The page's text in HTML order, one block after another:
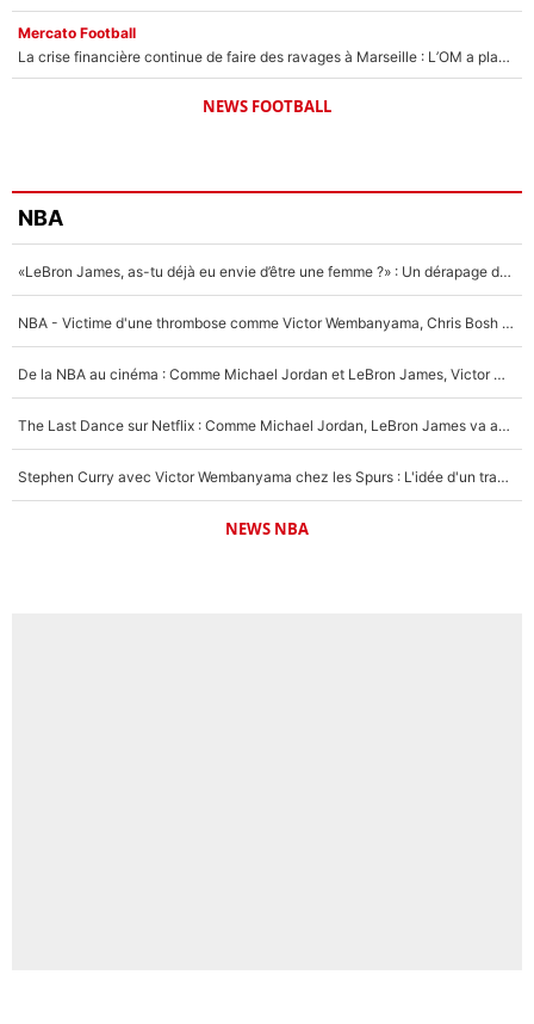
Mercato Football
La crise financière continue de faire des ravages à Marseille : L’OM a placé 12 joueurs sur le marché des transferts… et ça pourrait lui rapporter près de 100M€ !
NEWS FOOTBALL
NBA
«LeBron James, as-tu déjà eu envie d’être une femme ?» : Un dérapage de Donald Trump sur la superstar de la NBA refait surface
NBA - Victime d'une thrombose comme Victor Wembanyama, Chris Bosh prévient le Français des risques sur sa santé : «J’ai failli mourir sur le coup et j’ai été ramené à la vie»
De la NBA au cinéma : Comme Michael Jordan et LeBron James, Victor Wembanyama rêve d'une carrière d'acteur !
The Last Dance sur Netflix : Comme Michael Jordan, LeBron James va avoir le droit à sa série !
Stephen Curry avec Victor Wembanyama chez les Spurs : L'idée d'un trade historique est lancée en NBA !
NEWS NBA